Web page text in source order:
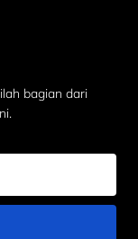
bagian dari